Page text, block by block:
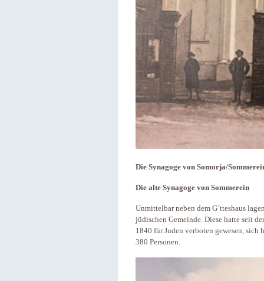
Die Synagoge von Somorja/
Die alte Synagoge von Sommerein
Unmittelbar neben dem G´tteshaus
jüdischen Gemeinde. Diese hatte seit
1840 für Juden verboten gewesen,
380 Personen.